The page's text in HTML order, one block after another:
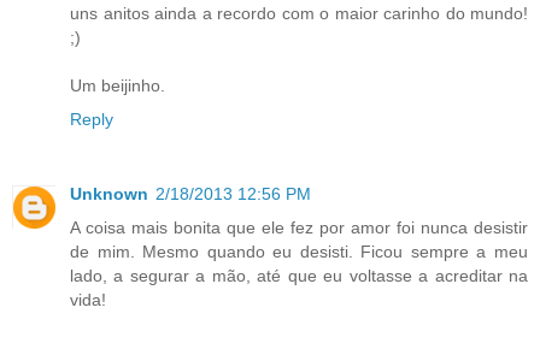
uns anitos ainda a recordo com o maior carinho do mundo!
;)
Um beijinho.
Reply
Unknown 2/18/2013 12:56 PM
A coisa mais bonita que ele fez por amor foi nunca desistir
de mim. Mesmo quando eu desisti. Ficou sempre a meu
lado, a segurar a mão, até que eu voltasse a acreditar na
vida!